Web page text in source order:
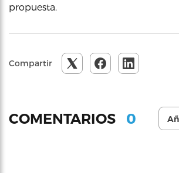
propuesta.
Compartir
COMENTARIOS 0